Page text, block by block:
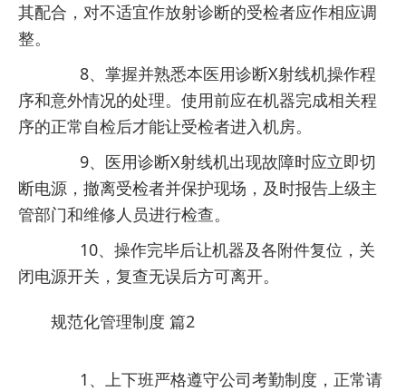
其配合，对不适宜作放射诊断的受检者应作相应调
整。
8、掌握并熟悉本医用诊断X射线机操作程
序和意外情况的处理。使用前应在机器完成相关程
序的正常自检后才能让受检者进入机房。
9、医用诊断X射线机出现故障时应立即切
断电源，撤离受检者并保护现场，及时报告上级主
管部门和维修人员进行检查。
10、操作完毕后让机器及各附件复位，关
闭电源开关，复查无误后方可离开。
规范化管理制度 篇2
1、上下班严格遵守公司考勤制度，正常请